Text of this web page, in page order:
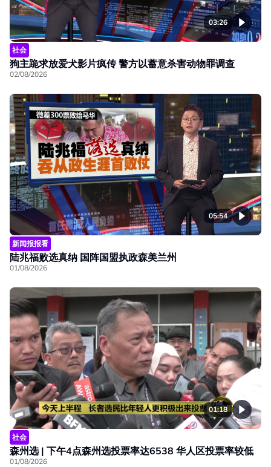
03:26
社会
狗主跪求放爱犬影片疯传 警方以蓄意杀害动物罪调查
02/08/2026
05:54
新闻报报看
陆兆福败选真纳 国阵国盟执政森美兰州
01/08/2026
01:18
社会
森州选 | 下午4点森州选投票率达6538 华人区投票率较低
01/08/2026